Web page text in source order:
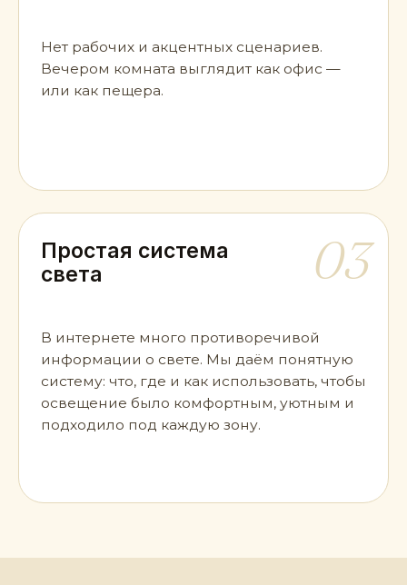
Нет рабочих и акцентных сценариев.
Вечером комната выглядит как офис —
или как пещера.
03
Простая система
света
В интернете много противоречивой
информации о свете. Мы даём понятную
систему: что, где и как использовать, чтобы
освещение было комфортным, уютным и
подходило под каждую зону.